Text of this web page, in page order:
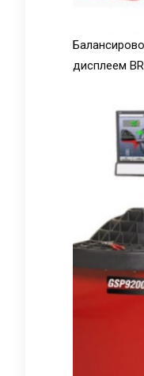
дисплеем